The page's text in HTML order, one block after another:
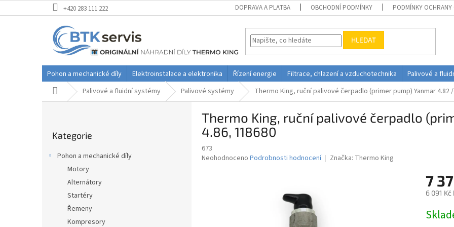
na
+420 283 111 222 DOPRAVA A PLATBA OBCHODNÍ PODMÍNKY PODMÍNKY OCHRANY
HLEDAT
Pohon a mechanické díly Elektroinstalace a elektronika Řízení energie Filtrace, chlazení a vzduchotechnika Palivové a
Domů Palivové a fluidní systémy Palivové systémy Thermo King, ruční palivové čerpadlo (primer pump) Yanmar 4.82 /
kategorie
Kategorie
Pohon a mechanické díly
Motory
Alternátory
Startéry
Řemeny
Kompresory
Thermo King, ruční palivové čerpadlo
4.86, 118680
673
Průměrné
Neohodnoceno Podrobnosti hodnocení Značka: Thermo King
7
6 091 Kč
cena: